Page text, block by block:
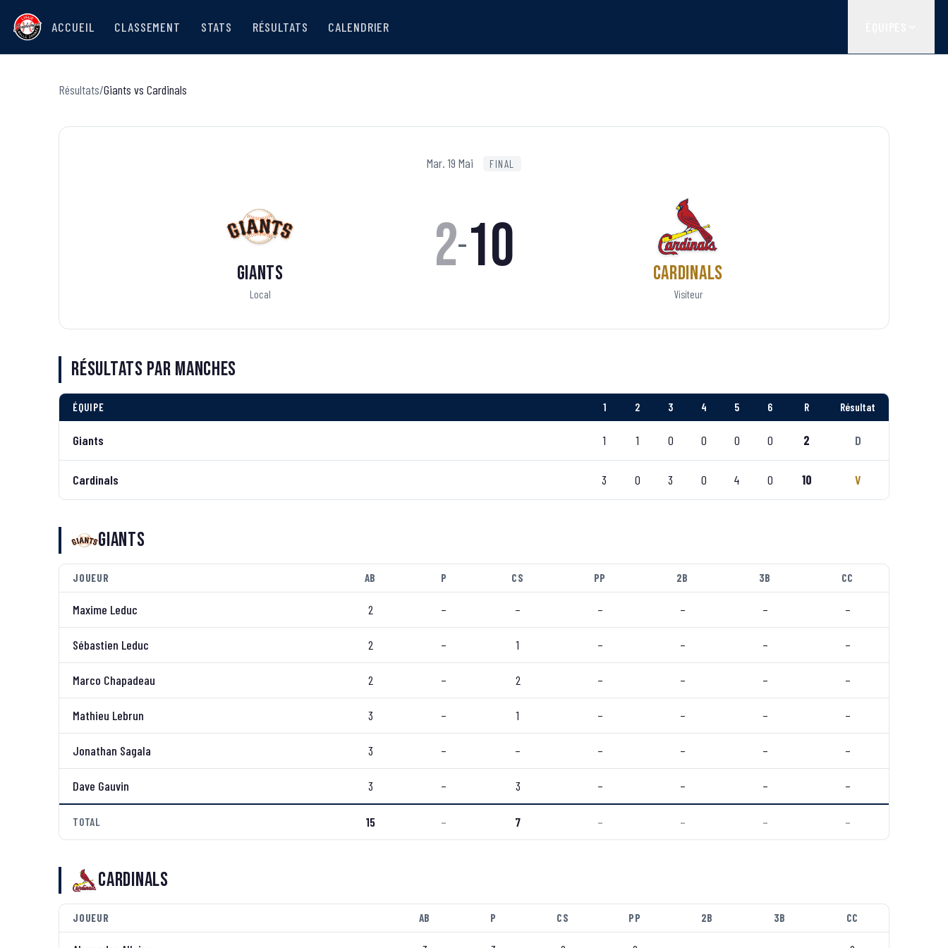
ACCUEIL CLASSEMENT STATS RÉSULTATS CALENDRIER
Résultats/Giants vs Cardinals
Mar. 19 Mai FINAL
Giants
Local
2–10 Cardinals
Visiteur
Résultats par manches
ÉQUIPE 1 2 3 4 5 6 R Résultat
Giants 1 1 0 0 0 0 2 D
Cardinals 3 0 3 0 4 0 10 V
Giants
JOUEUR AB P CS PP 2B 3B CC
Maxime Leduc 2 – – – – – –
Sébastien Leduc 2 – 1 – – – –
Marco Chapadeau 2 – 2 – – – –
Mathieu Lebrun 3 – 1 – – – –
Jonathan Sagala 3 – – – – – –
Dave Gauvin 3 – 3 – – – –
TOTAL 15 – 7 – – – –
Cardinals
JOUEUR AB P CS PP 2B 3B CC